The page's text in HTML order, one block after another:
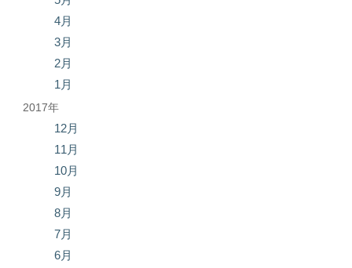
4月
3月
2月
1月
2017年
12月
11月
10月
9月
8月
7月
6月